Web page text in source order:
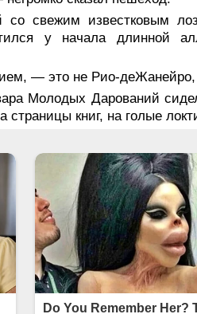
свежим известковым
у начала длинной
— это не Рио-деЖанейро,
Молодых Дарований
книг, на голые